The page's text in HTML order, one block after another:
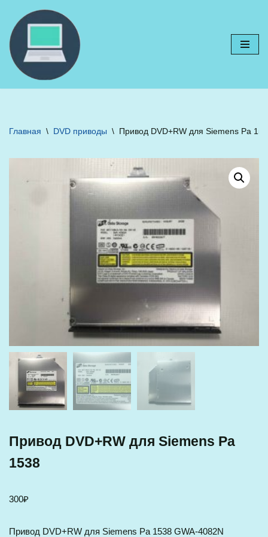
Перейти
к
содержимому
Главная \ DVD приводы \ Привод DVD+RW для Siemens Pa
Привод DVD+RW для Siemens Pa
1538
300₽
Привод DVD+RW для Siemens Pa 1538 GWA-4082N